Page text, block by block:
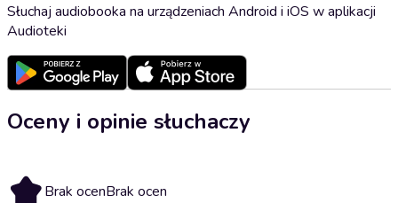
Słuchaj audiobooka na urządzeniach Android i iOS w aplikacji
Audioteki
Oceny i opinie słuchaczy
Brak ocenBrak ocen